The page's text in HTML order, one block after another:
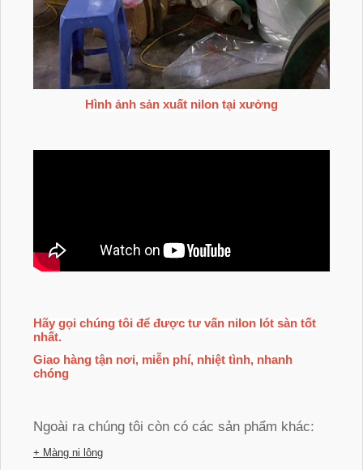
Hình ảnh sản xuất nilon tại xưởng
Hãy gọi chúng tôi để được tư vấn nilon lót sàn tốt
nhất.
Giao hàng tận nơi, miễn phí, nhiệt tình, nhanh
chóng
Ngoài ra chúng tôi còn có các sản phẩm khác:
+ Màng ni lông